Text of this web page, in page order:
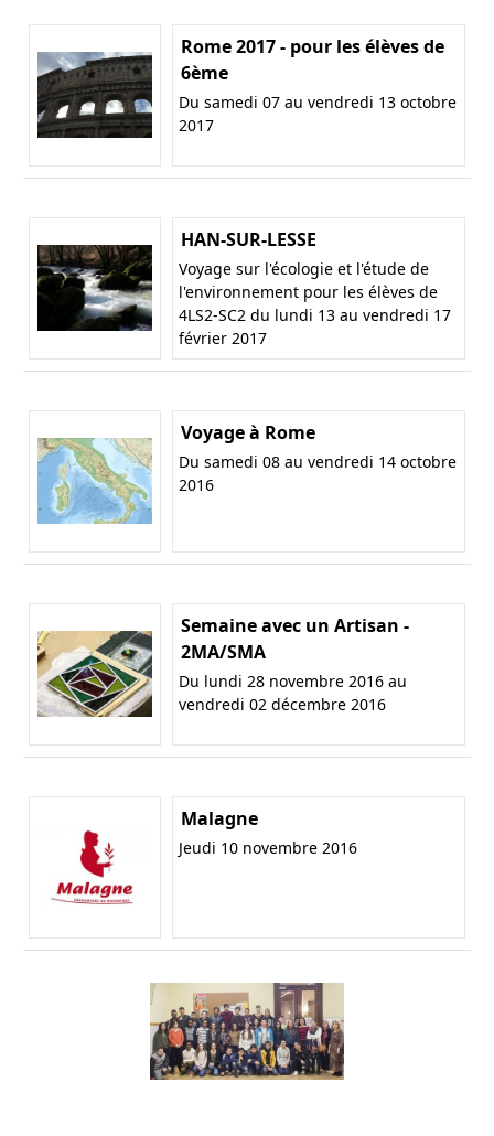
Rome 2017 - pour les élèves de
6ème
Du samedi 07 au vendredi 13 octobre
2017
HAN-SUR-LESSE
Voyage sur l'écologie et l'étude de
l'environnement pour les élèves de
4LS2-SC2 du lundi 13 au vendredi 17
février 2017
Voyage à Rome
Du samedi 08 au vendredi 14 octobre
2016
Semaine avec un Artisan -
2MA/SMA
Du lundi 28 novembre 2016 au
vendredi 02 décembre 2016
Malagne
Jeudi 10 novembre 2016